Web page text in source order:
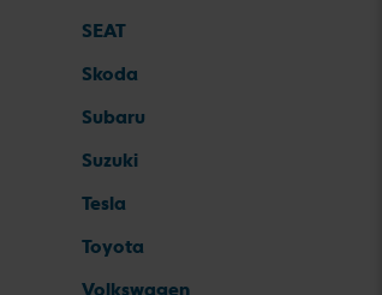
SEAT
Skoda
Subaru
Suzuki
Tesla
Toyota
Volkswagen